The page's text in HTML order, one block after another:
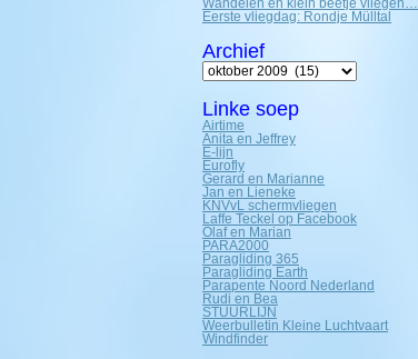
Wandelen en klein beetje vliegen…
Eerste vliegdag: Rondje Mülltal
Archief
Archief
Linke soep
Airtime
Anita en Jeffrey
E-lijn
Eurofly
Gerard en Marianne
Jan en Lieneke
KNVvL schermvliegen
Laffe Teckel op Facebook
Olaf en Marian
PARA2000
Paragliding 365
Paragliding Earth
Parapente Noord Nederland
Rudi en Bea
STUURLIJN
Weerbulletin Kleine Luchtvaart
Windfinder